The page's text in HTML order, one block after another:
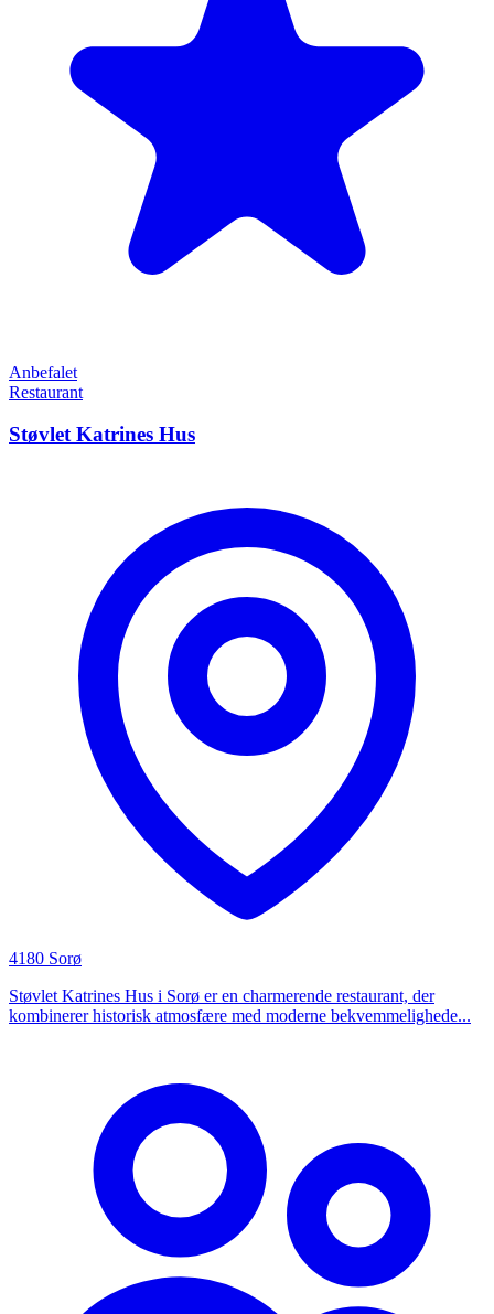
Anbefalet
Restaurant
Støvlet Katrines Hus
4180 Sorø
Støvlet Katrines Hus i Sorø er en charmerende restaurant, der
kombinerer historisk atmosfære med moderne bekvemmelighede...